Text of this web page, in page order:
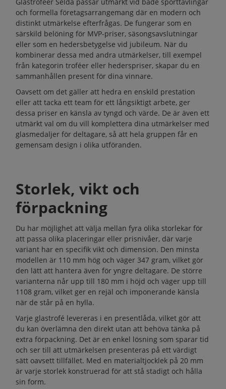
och formella företagsarrangemang där en modern och
distinkt utmärkelse efterfrågas. De fungerar som en
särskild belöning för MVP-priser, säsongsavslutningar
eller som en hedersbetygelse vid jubileum. När du
kombinerar dessa med andra utmärkelser, till exempel
från kategorin troféer eller hederspriser, skapar du en
sammanhållen present för dina vinnare.
Oavsett om det gäller att hedra en enskild prestation
eller att tacka ett team för ett långsiktigt arbete, ger
dessa priser en känsla av tyngd och värde. De är även ett
utmärkt val om du vill komplettera dina utmärkelser med
glasmedaljer för deltagare, så att hela gruppen får en
gemensam design i olika utföranden.
Storlek, vikt och
förpackning
Du har möjlighet att välja mellan fyra olika storlekar för
att passa olika placeringar eller prisnivåer, där varje
variant har en specifik vikt och dimension. Den minsta
modellen är 110 mm hög och väger 347 gram, vilket gör
den lätt att hantera även för yngre deltagare. De större
varianterna når upp till 180 mm i höjd och väger upp till
1108 gram, vilket ger en rejäl och imponerande känsla
när de står på en hylla.
Varje glastrofé levereras i en presentlåda, vilket gör att
du kan överlämna den direkt utan att behöva tänka på
extra förpackning. Det är en enkel lösning som sparar tid
och ser till att utmärkelsen presenteras på ett värdigt
sätt oavsett tillfället. Med en materialtjocklek på 20 mm
är varje storlek konstruerad för att stå stadigt och hålla
sin form.